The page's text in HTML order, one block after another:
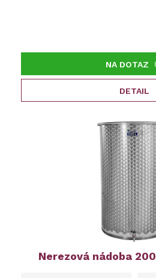
NA DOTAZ
DETAIL
Nerezová nádoba